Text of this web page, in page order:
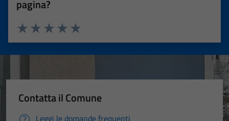
pagina?
Valuta 5 stelle su 5
Valuta 4 stelle su 5
Valuta 3 stelle su 5
Valuta 2 stelle su 5
Valuta 1 stelle su 5
Contatta il Comune